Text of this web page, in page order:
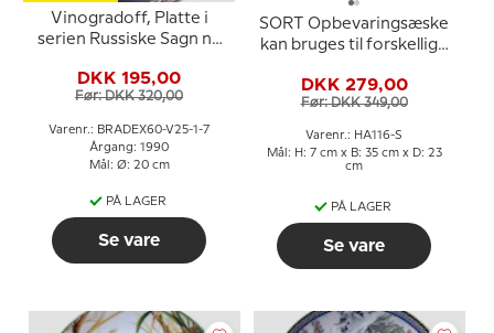
Vinogradoff, Platte i
serien Russiske Sagn nr.
DKK 195,00
Før: DKK 320,00
Varenr.: BRADEX60-V25-1-7
Årgang: 1990
Mål: Ø: 20 cm
PÅ LAGER
Se vare
SORT Opbevaringsæske
kan bruges til forskellige
DKK 279,00
Før: DKK 349,00
Varenr.: HA116-S
Mål: H: 7 cm x B: 35 cm x D: 23
cm
PÅ LAGER
Se vare